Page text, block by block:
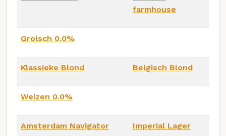
farmhouse
Grolsch 0.0%
Klassieke Blond Belgisch Blond
Weizen 0.0%
Amsterdam Navigator Imperial Lager